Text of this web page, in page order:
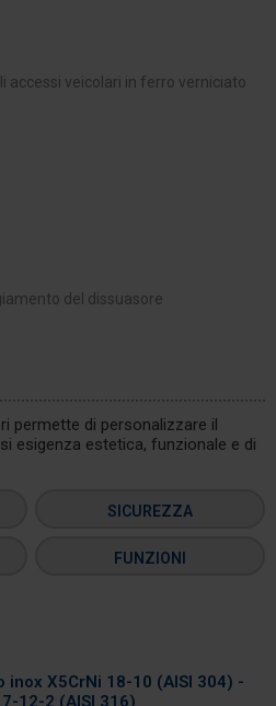
accessi veicolari in ferro verniciato
del dissuasore
permette di personalizzare il
esigenza estetica, funzionale e di
SICUREZZA
FUNZIONI
X5CrNi 18-10 (AISI 304) -
12-2 (AISI 316)